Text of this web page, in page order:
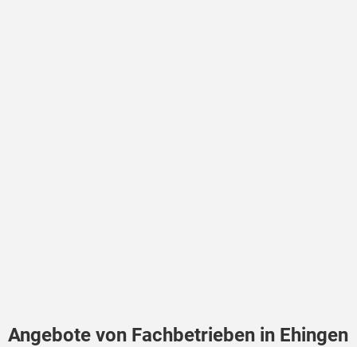
Angebote von Fachbetrieben in Ehingen